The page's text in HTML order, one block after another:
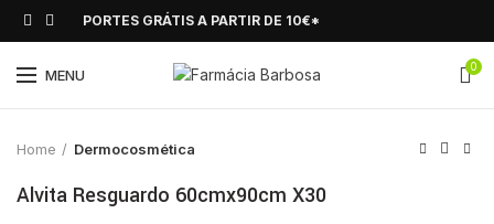
PORTES GRÁTIS A PARTIR DE 10€*
MENU 0
Click to enlarge
Home Dermocosmética
Alvita Resguardo 60cmx90cm X30